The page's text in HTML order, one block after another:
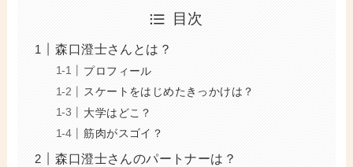
目次
森口澄士さんとは？
プロフィール
スケートをはじめたきっかけは？
大学はどこ？
筋肉がスゴイ？
森口澄士さんのパートナーは？